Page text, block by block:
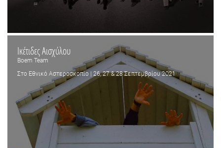
Ικέτιδες Αισχύλου
Boem Team
Στο Εθνικό Αστεροσκοπίο | 26, 27 & 28 Σεπτεμβρίου 2021